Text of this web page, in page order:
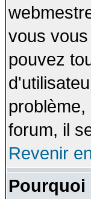
vous
pouvez
forum, il
Revenir
Pourquoi